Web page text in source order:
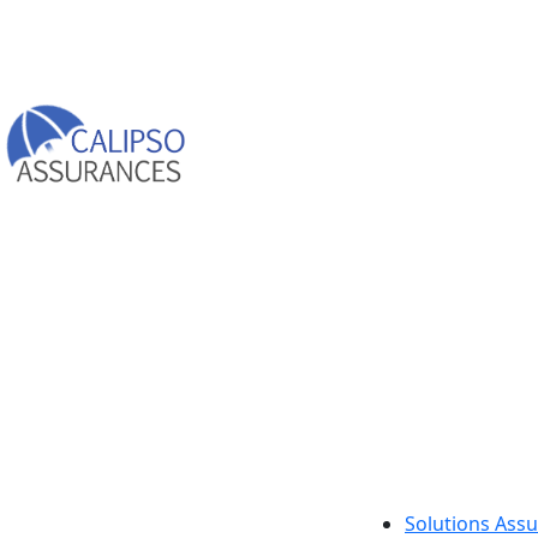
Solutions